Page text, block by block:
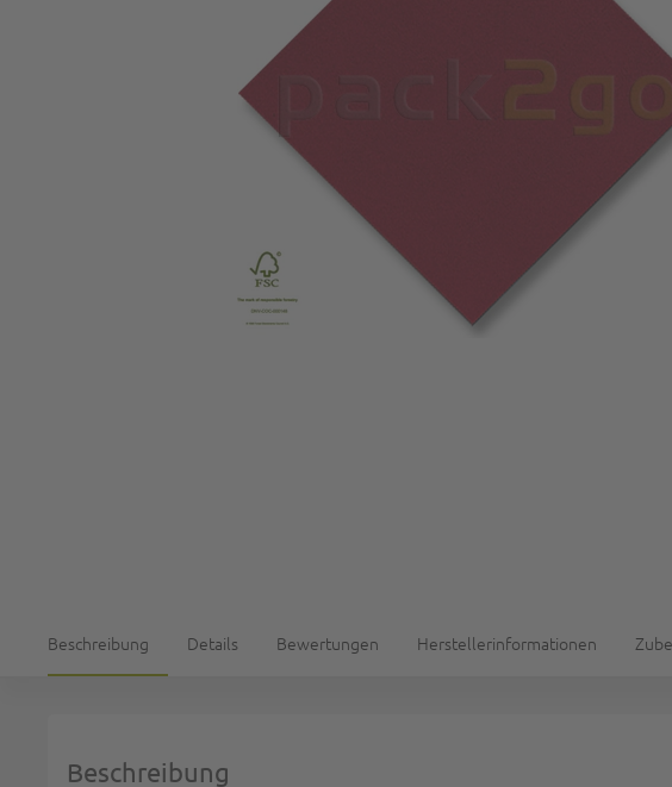
Beschreibung Details Bewertungen Herstellerinformationen
Beschreibung